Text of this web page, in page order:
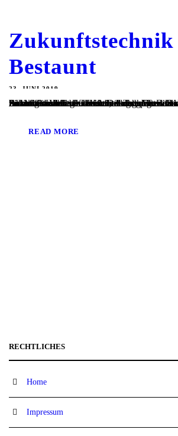
Zukunftstechnik
Bestaunt
23. JUNI 2019
Zukunftstechnik Bestaunt Die Technikerklasse der Gewerblichen Schule Bad Mergentheim besuchte kurz vor den Pfingstferien den Roboterhersteller KUKA in Augsburg. Beim Gang durch die Produktion konnten verschiedene größere Robotermodelle in Aktion im Verlauf des Herstellungsprozesses begutachtet werden. Ein Mitarbeiter aus der technischen Entwicklung präsentierte uns neuartige Leichtbauroboter, die ohne zusätzliche Sicherheitsschranke direkt mit dem Menschen zusammenarbeiten...
READ MORE
RECHTLICHES
Home
Impressum